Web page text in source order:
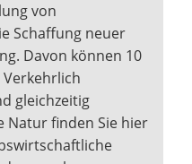
von
Schaffung neuer
Davon können 10
gleichzeitig
Natur finden Sie hier